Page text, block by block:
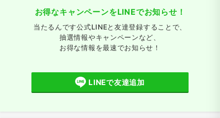
お得なキャンペーンをLINEでお知らせ！
当たるんです公式LINEと友達登録することで、
抽選情報やキャンペーンなど、
お得な情報を最速でお知らせ！
LINEで友達追加